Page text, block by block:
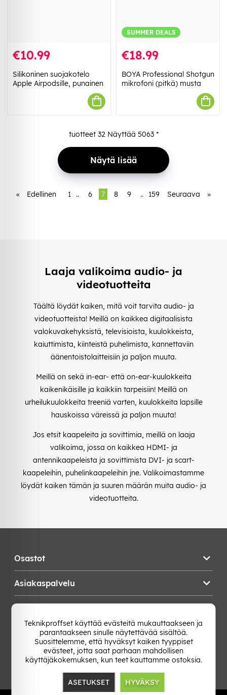
€10.99
Silikoninen suojakotelo
Apple Airpodsille, punainen
SUMMER DEALS
€18.99
BOYA Professional Shotgun
mikrofoni (pitkä) musta
tuotteet 32Näyttää 5063*
Näytä lisää
« Edellinen 1 .. 6 7 8 9 .. 159 Seuraava »
Laaja valikoima audio- ja
videotuotteita
Täältä löydät kaiken, mitä voit tarvita audio- ja
videotuotteista! Meillä on kaikkea digitaalisista
valokuvakehyksistä, televisioista, kuulokkeista,
kaiuttimista, kiinteistä puhelimista, kannettaviin
äänentoistolaitteisiin ja paljon muuta.
Meillä on sekä in-ear- että on-ear-kuulokkeita
kaikenikäisille ja kaikkiin tarpeisiin! Meillä on
urheilukuulokkeita treeniä varten, kuulokkeita lapsille
hauskoissa väreissä ja paljon muuta!
Jos etsit kaapeleita ja sovittimia, meillä on laaja
valikoima, jossa on kaikkea HDMI- ja
antennikaapeleista ja sovittimista DVI- ja scart-
kaapeleihin, puhelinkaapeleihin jne. Valikoimastamme
löydät kaiken tämän ja suuren määrän muita audio- ja
videotuotteita.
Osastot
Asiakaspalvelu
Vaihda Maa
Teknikproffset käyttää evästeitä mukauttaakseen ja
parantaakseen sinulle näytettävää sisältöä.
Suosittelemme, että hyväksyt kaiken tyyppiset
evästeet, jotta saat parhaan mahdollisen
käyttäjäkokemuksen, kun teet kauttamme ostoksia.
ASETUKSET HYVÄKSY